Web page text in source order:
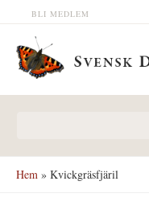
Hoppa till huvudinnehåll
BLI MEDLEM
Hem » Kvickgräsfjäril